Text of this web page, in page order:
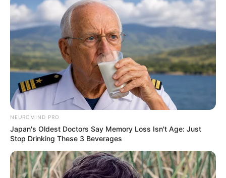
NEUROMIND PRO
Japan's Oldest Doctors Say Memory Loss Isn't Age: Just
Stop Drinking These 3 Beverages